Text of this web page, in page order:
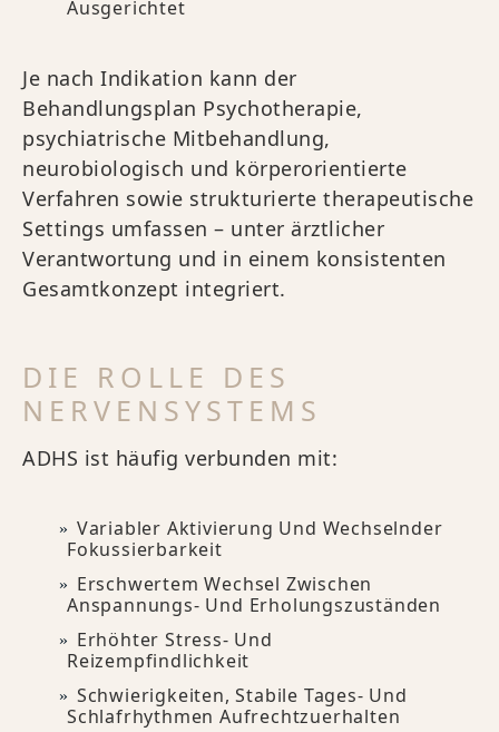
Ausgerichtet
Je nach Indikation kann der
Behandlungsplan Psychotherapie,
psychiatrische Mitbehandlung,
neurobiologisch und körperorientierte
Verfahren sowie strukturierte therapeutische
Settings umfassen – unter ärztlicher
Verantwortung und in einem konsistenten
Gesamtkonzept integriert.
DIE ROLLE DES
NERVENSYSTEMS
ADHS ist häufig verbunden mit:
Variabler Aktivierung Und Wechselnder
Fokussierbarkeit
Erschwertem Wechsel Zwischen
Anspannungs- Und Erholungszuständen
Erhöhter Stress- Und
Reizempfindlichkeit
Schwierigkeiten, Stabile Tages- Und
Schlafrhythmen Aufrechtzuerhalten